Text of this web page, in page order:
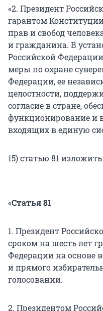
«2. Президент
гарантом
прав и свобод
и гражданина. В
Российской
меры по охране
Федерации, ее
целостности,
согласие в стране,
функционирование и
входящих в единую
15) статью 81
«Статья 81
1. Президент
сроком на шесть лет
Федерации на основе
и прямого
голосовании.
2. Президентом